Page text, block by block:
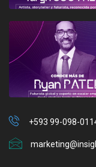
+593 99-098-